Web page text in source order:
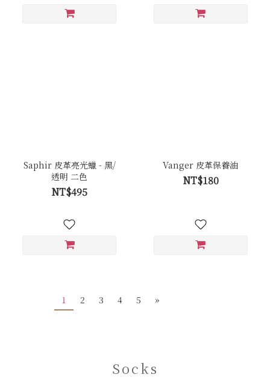
Saphir 皮革亮光蠟 - 黑/
透明 二色
NT$495
Vanger 皮革保養油
NT$180
1 2 3 4 5 »
Socks